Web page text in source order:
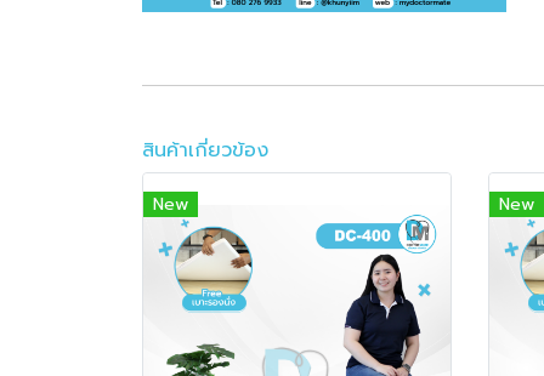
สินค้าเกี่ยวข้อง
New New